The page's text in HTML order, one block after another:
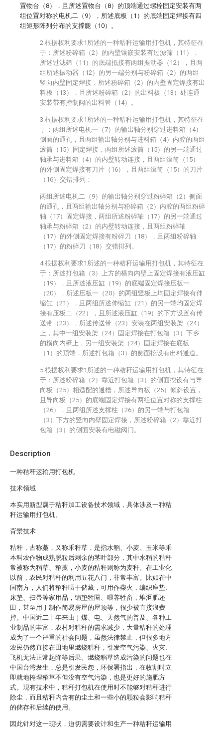
Description
一种秸秆运输用打包机
技术领域
本实用新型属于秸秆加工设备技术领域，具体涉及一种秸
秆运输用打包机。
背景技术
秸秆，古称藁，又称禾秆草，是指水稻、小麦、玉米等禾
本科农作物成熟脱粒后剩余的茎叶部分，其中水稻的秸秆
常被称为稻草、稻藁，小麦的秸秆则称为麦秆。在工业化
以前，农民对秸秆的利用五花八门，非常丰富。比如在中
国南方，人们将稻秆晒干储藏，可用作柴火，编织座垫、
床垫、扫帚等家用品，铺垫牲圈、喂养牲畜，堆沤肥还
田，甚至用于制作简易房屋的屋顶等，很少被直接浪费
掉。中国近二十年来由于煤、电、天然气的普及、各种工
业制品的丰富，农村对秸秆的需求减少，大量秸秆的处理
成为了一个严重的社会问题，虽然法律禁止，但很多地方
农民仍然直接在田地里燃烧秸秆，引发空气污染、火灾、
飞机无法正常起降等后果。燃烧稻草造成污染的问题也在
中国台湾发生，总是引发民怨，环保署指出，在收割时立
即就地掩埋稻草不但没有空气污染，也是更好的施肥方
式。现有技术中，秸秆打包机在使用时不能够对秸秆进行
除尘，而且秸秆内含有的尘土和一些小的颗粒会影响秸秆
的储存和后续的使用。
因此针对这一现状，迫切需要设计和生产一种秸秆运输用
置物台（8），且所述置物台（8）的顶端通过螺栓固定安装有两
组位置对称的电机二（9），所述底板（1）的底端固定焊接有四
组矩形阵列分布的支撑腿（10）。
2.根据权利要求1所述的一种秸秆运输用打包机，其特征在
于：所述粉碎箱（2）的内壁镶嵌安装有过滤筛（11），
所述过滤筛（11）的底端抵接有两组振动器（12），且两
组所述振动器（12）的另一端分别与粉碎箱（2）的两组
竖向内壁固定焊接，所述粉碎箱（2）的内壁固定焊接有出
料板（13），且所述粉碎箱（2）的出料板（13）处连通
安装带有控制阀的出料管（14）。
3.根据权利要求1所述的一种秸秆运输用打包机，其特征在
于：两组所述电机一（7）的输出轴分别穿过进料箱（4）
侧面的通孔，且两组输出轴分别与进料箱（4）内腔的两组
滚筒（15）固定焊接，两组所述滚筒（15）的另一端通过
轴承与进料箱（4）的内壁转动连接，且两组滚筒（15）
的外侧固定焊接有刀片（16），且两组滚筒（15）的刀片
（16）交错排列；
两组所述电机二（9）的输出轴分别穿过粉碎箱（2）侧面
的通孔，且两组输出轴分别与粉碎箱（2）内腔的两组粉碎
轴（17）固定焊接，两组所述粉碎轴（17）的另一端通过
轴承与粉碎箱（2）的内壁转动连接，且两组粉碎轴
（17）的外侧固定焊接有粉碎刀（18），且两组粉碎轴
（17）的粉碎刀（18）交错排列。
4.根据权利要求1所述的一种秸秆运输用打包机，其特征在
于：所述打包箱（3）上方的横向内壁上固定焊接有液压缸
（19），且所述液压缸（19）的底端固定焊接压板一
（20），所述压板一（20）的两组竖板上均固定焊接有伸
缩缸（21），且两组所述伸缩缸（21）的另一端均固定焊
接有压板二（22），且所述液压缸（19）的下方设置有传
送带（23），所述传送带（23）安装在两组安装架（24）
上，其中一组安装架（24）固定焊接在打包箱（3）下乡
的横向内壁上，另一组安装架（24）固定焊接在底板
（1）的顶端，所述打包箱（3）的侧面挖设有出料通道。
5.根据权利要求1所述的一种秸秆运输用打包机，其特征在
于：所述粉碎箱（2）靠近打包箱（3）的侧面挖设有与导
向板（25）相适配的通槽，所述导向板（25）倾斜设置，
且导向板（25）的底端固定焊接有两组位置对称的支撑柱
（26），且两组所述支撑柱（26）的另一端与打包箱
（3）下方的竖向内壁固定焊接，所述粉碎箱（2）靠近打
包箱（3）的侧面安装有电磁阀门。